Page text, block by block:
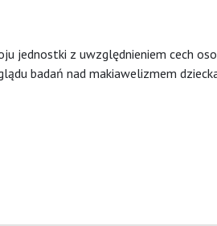
jednostki z uwzględnieniem cech
badań nad makiawelizmem